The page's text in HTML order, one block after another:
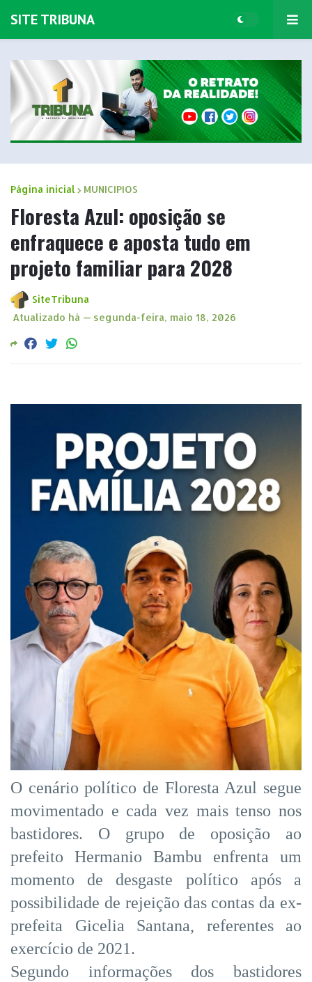
SITE TRIBUNA
Página inicial MUNICIPIOS
Floresta Azul: oposição se
enfraquece e aposta tudo em
projeto familiar para 2028
SiteTribuna
Atualizado há — segunda-feira, maio 18, 2026
O cenário político de Floresta Azul segue
movimentado e cada vez mais tenso nos
bastidores. O grupo de oposição ao
prefeito Hermanio Bambu enfrenta um
momento de desgaste político após a
possibilidade de rejeição das contas da ex-
prefeita Gicelia Santana, referentes ao
exercício de 2021.
Segundo informações dos bastidores